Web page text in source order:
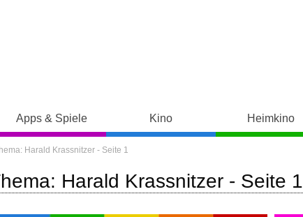
Apps & Spiele Kino Heimkino
Harald Krassnitzer - Seite 1
Harald Krassnitzer - Seite 1